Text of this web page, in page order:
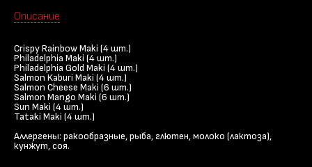
Описание
Crispy Rainbow Maki (4 шт.)
Philadelphia Maki (4 шт.)
Philadelphia Gold Maki (4 шт.)
Salmon Kaburi Maki (4 шт.)
Salmon Cheese Maki (6 шт.)
Salmon Mango Maki (6 шт.)
Sun Maki (4 шт.)
Tataki Maki (4 шт.)
Аллергены: ракообразные, рыба, глютен, молоко (лактоза),
кунжут, соя.